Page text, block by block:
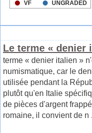
Le terme « denier
terme « denier italien »
numismatique, car le
utilisée pendant la
plutôt qu'en Italie
de pièces d'argent
romaine, il convient de n